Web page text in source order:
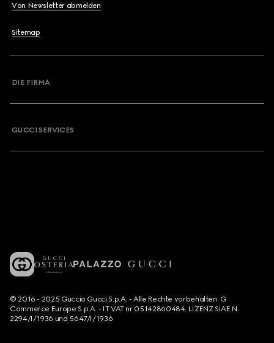
Von Newsletter abmelden
Sitemap
DIE FIRMA
GUCCI SERVICES
© 2016 - 2025 Guccio Gucci S.p.A. - Alle Rechte vorbehalten. G
Commerce Europe S.p.A. - IT VAT nr 05142860484. LIZENZ SIAE N.
2294/I/1936 und 5647/I/1936